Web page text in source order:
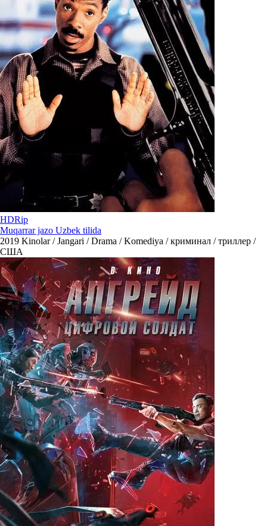
HDRip
Muqarrar jazo Uzbek tilida
2019 Kinolar / Jangari / Drama / Komediya / криминал / триллер /
США